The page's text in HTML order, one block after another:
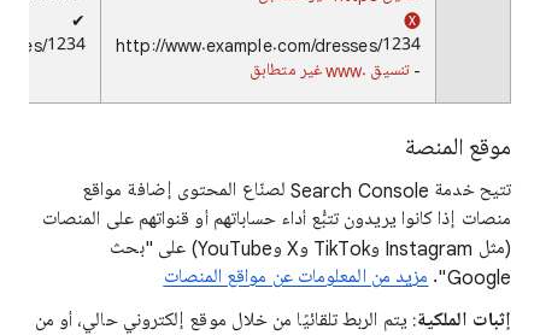
🅧
http://www.example.com/dresses/1234
-تنسيق www.‎ غير متطابق
✔
1234
موقع المنصة
تتيح خدمة Search Console لصنّاع المحتوى إضافة مواقع
منصات إذا كانوا يريدون تتبُّع أداء حساباتهم أو قنواتهم على المنصات
(مثل Instagram وTikTok وX وYouTube) على "بحث
Google".
مزيد من المعلومات عن مواقع المنصات
إثبات الملكية: يتم الربط تلقائيًا من خلال موقع إلكتروني حالي، أو من